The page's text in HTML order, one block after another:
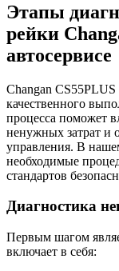
Этапы
рейки
автосервисе
Changan CS55PLUS
качественного
процесса поможет
ненужных затрат и
управления. В
необходимые
стандартов
Диагностика
Первым шагом
включает в себя: